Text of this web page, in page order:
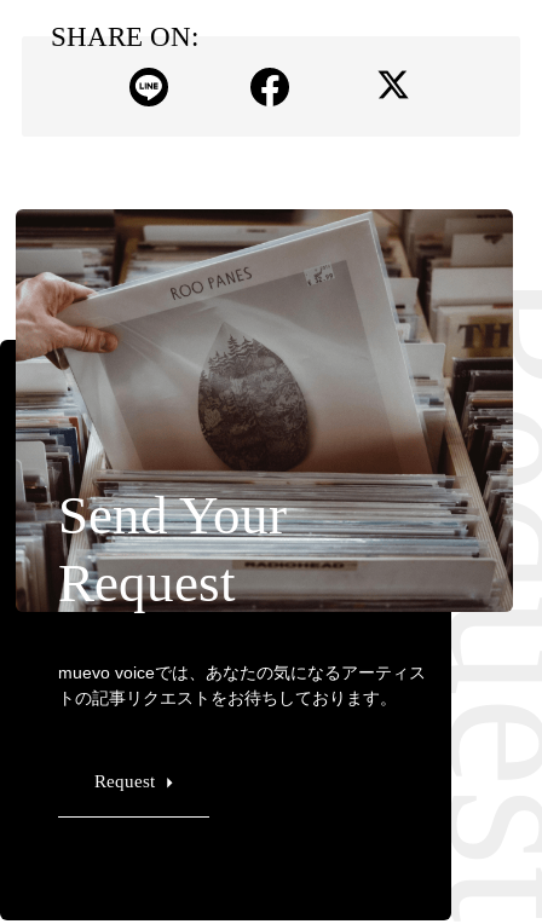
SHARE ON:
Send Your
Request
muevo voiceでは、あなたの気になるアーティス
トの記事リクエストをお待ちしております。
Request